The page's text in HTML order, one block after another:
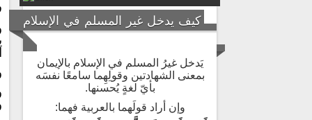
كيف يدخل غير المسلم في الإسلام
يَدخل غيرُ المسلم في الإسلام بالإيمان
بمعنى الشهادتين وقولِهِما سامعًا نفسَه
بأيّ لغةٍ يُحسنها.
وإن أراد قولَهما بالعربية فهما: